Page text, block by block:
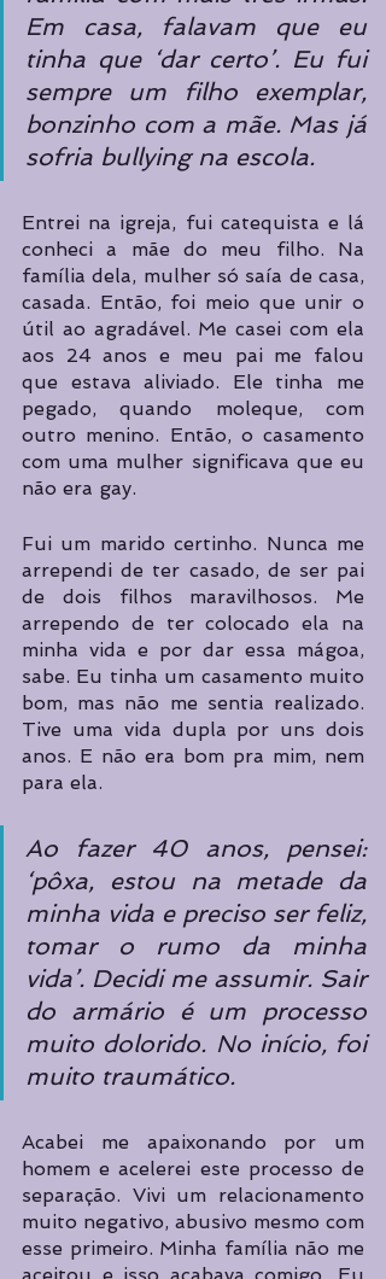
Em casa, falavam que eu
tinha que ‘dar certo’. Eu fui
sempre um filho exemplar,
bonzinho com a mãe. Mas já
sofria bullying na escola.
Entrei na igreja, fui catequista e lá
conheci a mãe do meu filho. Na
família dela, mulher só saía de casa,
casada. Então, foi meio que unir o
útil ao agradável. Me casei com ela
aos 24 anos e meu pai me falou
que estava aliviado. Ele tinha me
pegado, quando moleque, com
outro menino. Então, o casamento
com uma mulher significava que eu
não era gay.
Fui um marido certinho. Nunca me
arrependi de ter casado, de ser pai
de dois filhos maravilhosos. Me
arrependo de ter colocado ela na
minha vida e por dar essa mágoa,
sabe. Eu tinha um casamento muito
bom, mas não me sentia realizado.
Tive uma vida dupla por uns dois
anos. E não era bom pra mim, nem
para ela.
Ao fazer 40 anos, pensei:
‘pôxa, estou na metade da
minha vida e preciso ser feliz,
tomar o rumo da minha
vida’. Decidi me assumir. Sair
do armário é um processo
muito dolorido. No início, foi
muito traumático.
Acabei me apaixonando por um
homem e acelerei este processo de
separação. Vivi um relacionamento
muito negativo, abusivo mesmo com
esse primeiro. Minha família não me
aceitou e isso acabava comigo. Eu